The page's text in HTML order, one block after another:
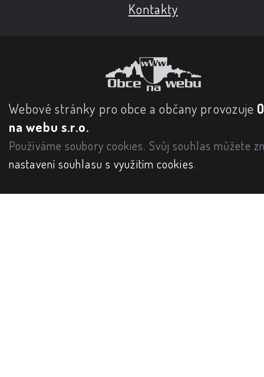
Kontakty
Webové stránky pro obce a občany provozuje
na webu s.r.o.
Používáme soubory cookies. Svůj souhlas můžete
nastavení souhlasu s využitím cookies.